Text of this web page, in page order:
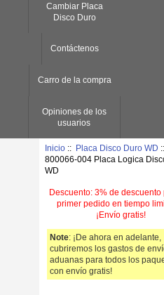
Cambiar Placa
Disco Duro
Contáctenos
Carro de la compra
Opiniones de los
usuarios
Inicio:: Placa Disco Duro WD
800066-004 Placa Logica
WD
Descuento: 3% de descuento
primer pedido en tiempo
¡Envío gratis!
Note: ¡De ahora en adelante,
cubriremos los gastos de
aduanas para todos los
con envío gratis!